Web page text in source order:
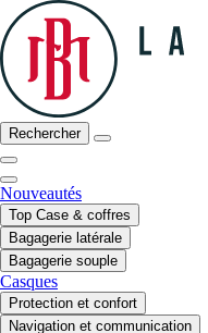
Rechercher
Nouveautés
Top Case & coffres
Bagagerie latérale
Bagagerie souple
Casques
Protection et confort
Navigation et communication